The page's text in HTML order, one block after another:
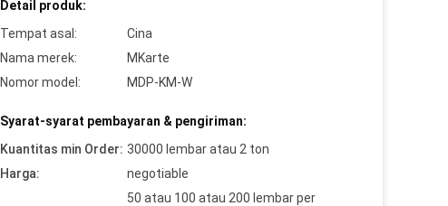
Detail produk:
Tempat asal:
Cina
Nama merek:
MKarte
Nomor model:
MDP-KM-W
Syarat-syarat pembayaran & pengiriman:
Kuantitas min Order: 30000 lembar atau 2 ton
Harga:
negotiable
50 atau 100 atau 200 lembar per